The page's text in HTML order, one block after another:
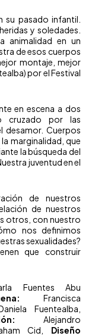
su pasado infantil.
y soledades.
animalidad en un
de esos cuerpos
montaje, mejor
por el Festival
en escena a dos
cruzado por las
desamor. Cuerpos
marginalidad, que
la búsqueda del
juventud en el
de nuestros
de nuestros
otros, con nuestro
nos definimos
sexualidades?
que construir
Fuentes Abu
Francisca
Fuentealba,
Alejandro
Cid, Diseño